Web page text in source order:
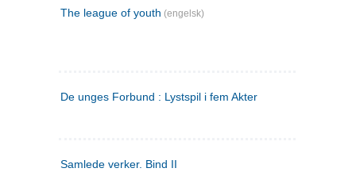
The league of youth (engelsk)
De unges Forbund : Lystspil i fem Akter
Samlede verker. Bind II